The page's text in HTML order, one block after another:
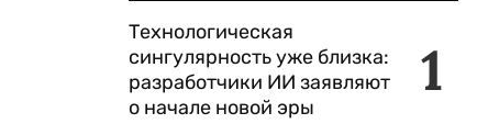
1
Технологическая
сингулярность уже близка:
разработчики ИИ заявляют
о начале новой эры